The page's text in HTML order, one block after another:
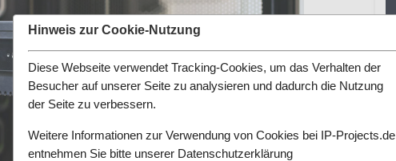
Hinweis zur Cookie-Nutzung
Diese Webseite verwendet Tracking-Cookies, um das Verhalten der
Besucher auf unserer Seite zu analysieren und dadurch die Nutzung
der Seite zu verbessern.
Weitere Informationen zur Verwendung von Cookies bei IP-Projects.de
entnehmen Sie bitte unserer Datenschutzerklärung